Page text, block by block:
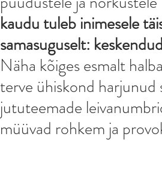
kaudu tuleb inimesele
samasuguselt:
Näha kõiges esmalt
terve ühiskond harjunud
jututeemade
müüvad rohkem ja